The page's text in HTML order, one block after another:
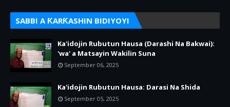
SABBI A ƘARƘASHIN BIDIYOYI
Ka'idojin Rubutun Hausa (Darashi Na Bakwai):
'wa' a Matsayin Wakilin Suna
September 06, 2025
Ka'idojin Rubutun Hausa: Darasi Na Shida
September 05, 2025